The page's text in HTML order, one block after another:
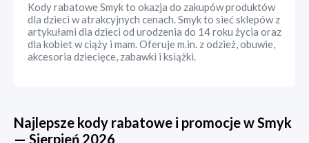
Kody rabatowe Smyk to okazja do zakupów produktów
dla dzieci w atrakcyjnych cenach. Smyk to sieć sklepów z
artykułami dla dzieci od urodzenia do 14 roku życia oraz
dla kobiet w ciąży i mam. Oferuje m.in. z odzież, obuwie,
akcesoria dziecięce, zabawki i książki.
Najlepsze kody rabatowe i promocje wSmyk
— Sierpień 2026